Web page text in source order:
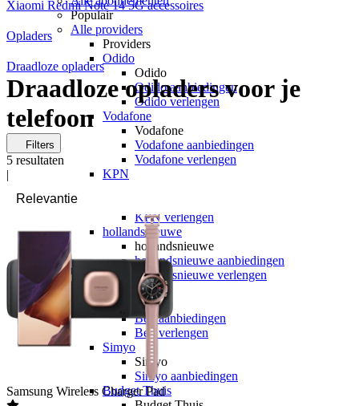
Populair
Alle providers
Providers
Odido
Odido
Odido aanbiedingen
Odido verlengen
Vodafone
Vodafone
Vodafone aanbiedingen
Vodafone verlengen
KPN
KPN verlengen
hollandsnieuwe
hollandsnieuwe
hollandsnieuwe aanbiedingen
hollandsnieuwe verlengen
Ben
Ben
Ben aanbiedingen
Ben verlengen
Simyo
Simyo
Simyo aanbiedingen
Budget Thuis
Xiaomi Redmi Note 14 5G accessoires
Opladers
Draadloze opladers
Draadloze opladers voor je
telefoon
Filters
5 resultaten
|
Samsung Wireless Charger Pad